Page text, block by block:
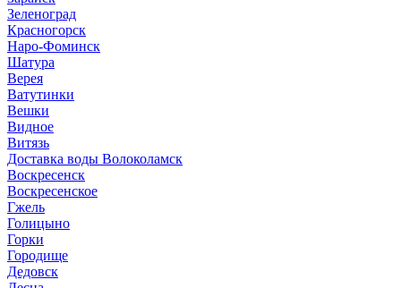
Зеленоград
Красногорск
Наро-Фоминск
Шатура
Верея
Ватутинки
Вешки
Видное
Витязь
Доставка воды Волоколамск
Воскресенск
Воскресенское
Гжель
Голицыно
Горки
Городище
Дедовск